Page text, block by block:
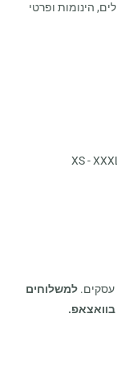
הינומות ופרטי
למשלוחים
בוואצאפ.